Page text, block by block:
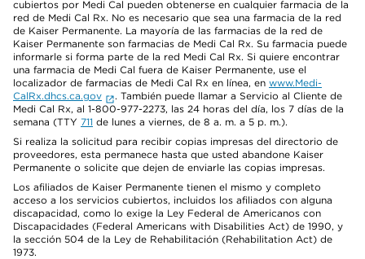
cubiertos por Medi Cal pueden obtenerse en cualquier farmacia de la
red de Medi Cal Rx. No es necesario que sea una farmacia de la red
de Kaiser Permanente. La mayoría de las farmacias de la red de
Kaiser Permanente son farmacias de Medi Cal Rx. Su farmacia puede
informarle si forma parte de la red Medi Cal Rx. Si quiere encontrar
una farmacia de Medi Cal fuera de Kaiser Permanente, use el
localizador de farmacias de Medi Cal Rx en línea, en www.Medi-
CalRx.dhcs.ca.gov
. También puede llamar a Servicio al Cliente de
Medi Cal Rx, al 1-800-977-2273, las 24 horas del día, los 7 días de la
semana (TTY 711 de lunes a viernes, de 8 a. m. a 5 p. m.).
Si realiza la solicitud para recibir copias impresas del directorio de
proveedores, esta permanece hasta que usted abandone Kaiser
Permanente o solicite que dejen de enviarle las copias impresas.
Los afiliados de Kaiser Permanente tienen el mismo y completo
acceso a los servicios cubiertos, incluidos los afiliados con alguna
discapacidad, como lo exige la Ley Federal de Americanos con
Discapacidades (Federal Americans with Disabilities Act) de 1990, y
la sección 504 de la Ley de Rehabilitación (Rehabilitation Act) de
1973.